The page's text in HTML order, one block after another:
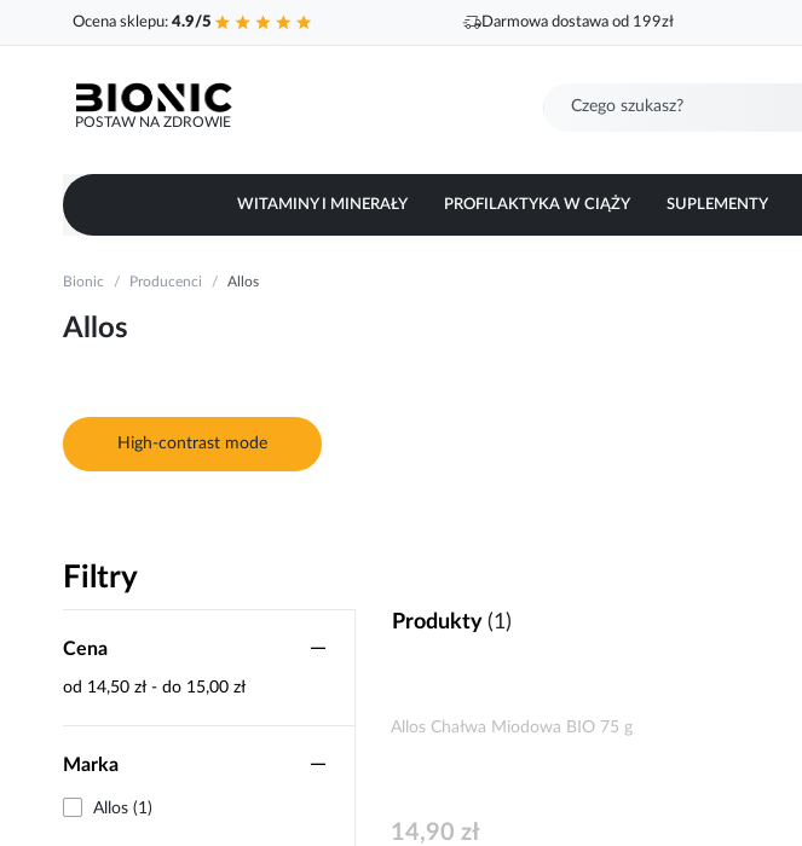
Ocena sklepu: 4.9/5 Darmowa dostawa od 199zł
POSTAW NA ZDROWIE
WITAMINY I MINERAŁY PROFILAKTYKA W CIĄŻY SUPLEMENTY
Bionic Producenci Allos
Allos
High-contrast mode
Filtry
Cena
od 14,50 zł - do 15,00 zł
Marka
Allos (1)
Produkty (1)
Allos Chałwa Miodowa BIO 75 g
14,90 zł